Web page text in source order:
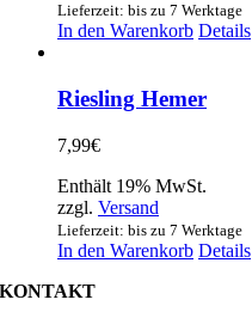
Lieferzeit: bis zu 7 Werktage
In den Warenkorb Details
Riesling Hemer
7,99€
Enthält 19% MwSt.
zzgl. Versand
Lieferzeit: bis zu 7 Werktage
In den Warenkorb Details
KONTAKT